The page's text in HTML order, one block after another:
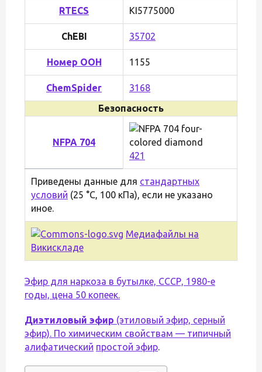
RTECS KI5775000
ChEBI 35702
Номер ООН 1155
ChemSpider
3168
Безопасность
NFPA 704
421
Приведены данные для стандартных
условий (25 °C, 100 кПа), если не указано
иное.
Медиафайлы на
Викискладе
Эфир для наркоза в бутылке, СССР, 1980-е
годы, цена 50 копеек.
Диэтиловый эфир (этиловый эфир, серный
эфир). По химическим свойствам — типичный
алифатический простой эфир.